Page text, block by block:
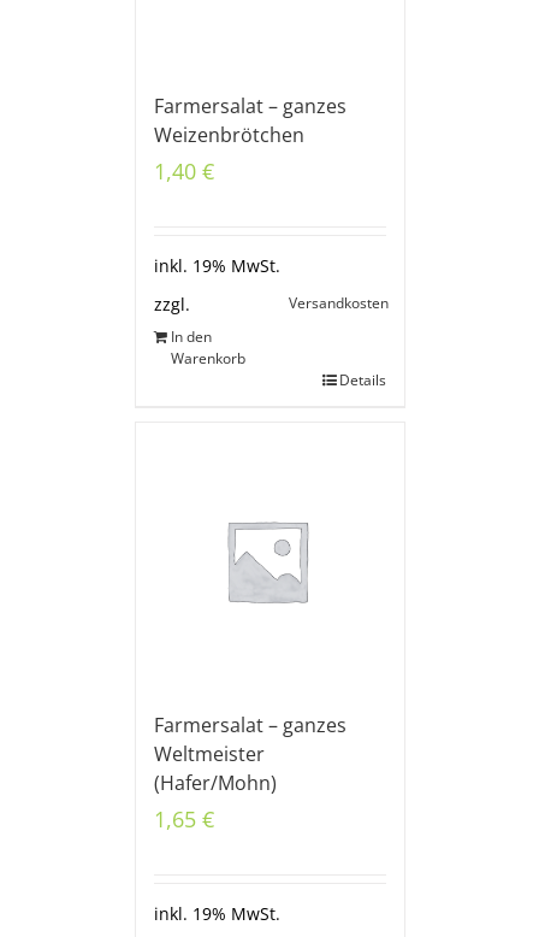
Farmersalat – ganzes
Weizenbrötchen
1,40 €
inkl. 19% MwSt.
zzgl.
Versandkosten
In den
Warenkorb
Details
Farmersalat – ganzes
Weltmeister
(Hafer/Mohn)
1,65 €
inkl. 19% MwSt.